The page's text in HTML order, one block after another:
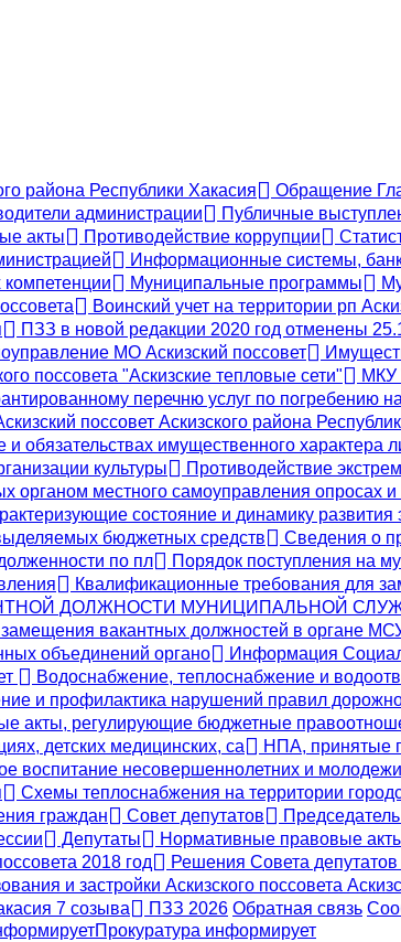
района Республики Хакасия
Обращение
администрации Публичные
акты Противодействие коррупции
Информационные системы,
Муниципальные программы
Воинский учет на территории рп
ПЗЗ в новой редакции 2020 год отменены
МО Аскизский поссовет
поссовета "Аскизские тепловые сети"
МКУ
перечню услуг по погребению
поссовет Аскизского района
обязательствах имущественного
культуры Противодействие
органом местного самоуправления опросах
состояние и динамику
бюджетных средств
Сведения о
по пл
Порядок поступления на
Квалификационные требования для
ДОЛЖНОСТИ МУНИЦИПАЛЬНОЙ
вакантных должностей в органе
объединений органо
Информация
Водоснабжение, теплоснабжение и
и профилактика нарушений правил
акты, регулирующие бюджетные
детских медицинских, са
НПА, принятые
воспитание несовершеннолетних и молодежи
Схемы теплоснабжения на территории
граждан Совет депутатов
Депутаты Нормативные правовые
2018 год Решения Совета депутатов
и застройки Аскизского поссовета
7 созыва
ПЗЗ 2026 Обратная связь
Прокуратура информирует